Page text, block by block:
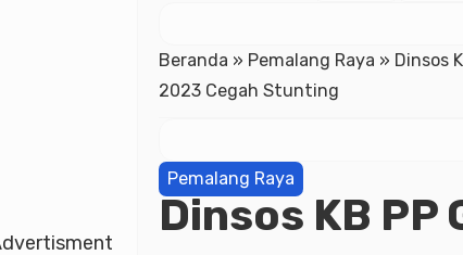
Beranda » Pemalang Raya » Dinsos
2023 Cegah Stunting
Pemalang Raya
Dinsos KB PP